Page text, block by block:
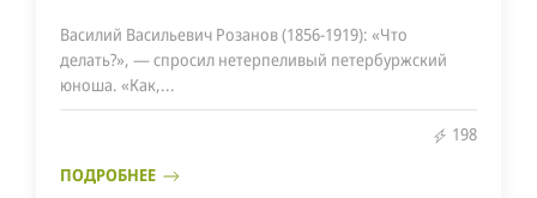
Василий Васильевич Розанов (1856-1919): «Что
делать?», — спросил нетерпеливый петербуржский
юноша. «Как,...
198
ПОДРОБНЕЕ